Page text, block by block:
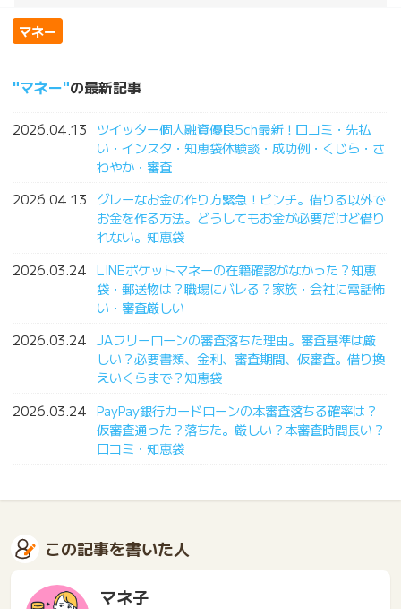
マネー
マネー の最新記事
2026.04.13
ツイッター個人融資優良5ch最新！口コミ・先払
い・インスタ・知恵袋体験談・成功例・くじら・さ
わやか・審査
2026.04.13
グレーなお金の作り方緊急！ピンチ。借りる以外で
お金を作る方法。どうしてもお金が必要だけど借り
れない。知恵袋
2026.03.24 LINEポケットマネーの在籍確認がなかった？知恵
袋・郵送物は？職場にバレる？家族・会社に電話怖
い・審査厳しい
2026.03.24 JAフリーローンの審査落ちた理由。審査基準は厳
しい？必要書類、金利、審査期間、仮審査。借り換
えいくらまで？知恵袋
2026.03.24 PayPay銀行カードローンの本審査落ちる確率は？
仮審査通った？落ちた。厳しい？本審査時間長い？
口コミ・知恵袋
この記事を書いた人
マネ子